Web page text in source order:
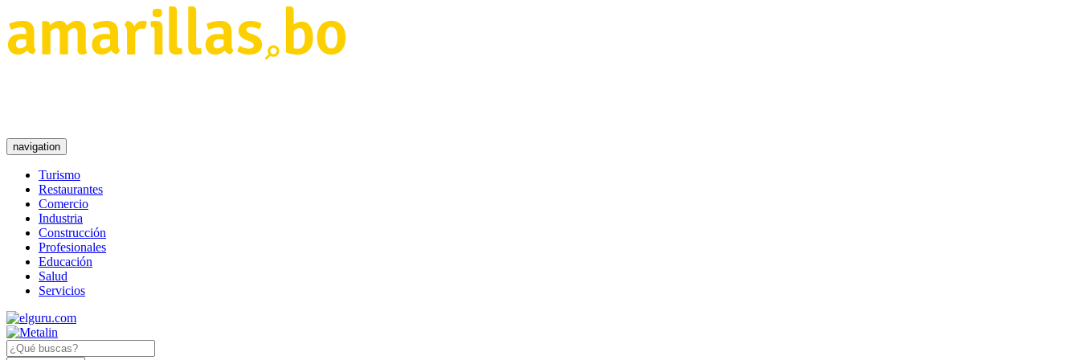
navigation
Turismo
Restaurantes
Comercio
Industria
Construcción
Profesionales
Educación
Salud
Servicios